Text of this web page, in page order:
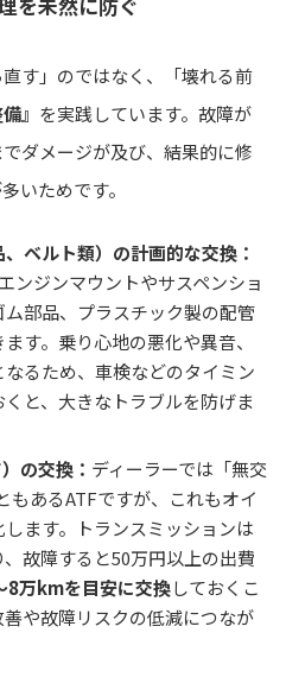
す」のではなく、「壊れる前
』 を実践しています。故障が
ダメージが及び、結果的に修
いためです。
ベルト類）の計画的な交換：
ンジンマウントやサスペンショ
部品、プラスチック製の配管
す。乗り心地の悪化や異音、
るため、車検などのタイミン
と、大きなトラブルを防げま
の交換： ディーラーでは「無交
もあるATFですが、これもオイ
ます。トランスミッションは
故障すると50万円以上の出費
8万kmを目安に交換しておくこ
や故障リスクの低減につなが